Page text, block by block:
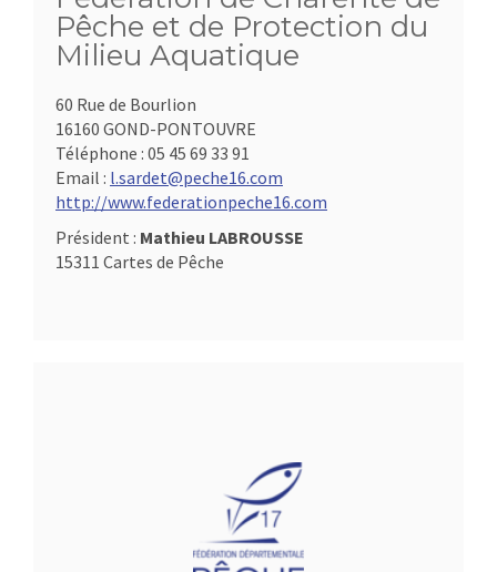
Pêche et de Protection du
Milieu Aquatique
60 Rue de Bourlion
16160 GOND-PONTOUVRE
Téléphone : 05 45 69 33 91
Email : l.sardet@peche16.com
http://www.federationpeche16.com
Président : Mathieu LABROUSSE
15311 Cartes de Pêche